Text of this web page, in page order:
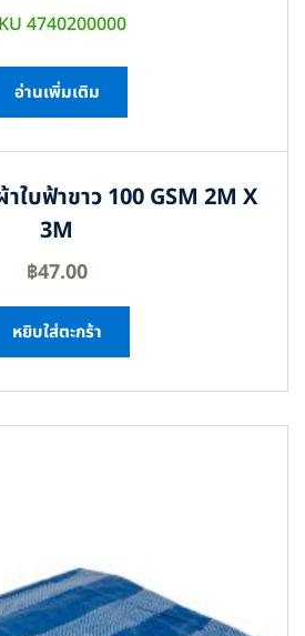
4740200000
อ่านเพิ่มเติม
ใบฟ้าขาว 100 GSM 2M X
3M
฿47.00
หยิบใส่ตะกร้า